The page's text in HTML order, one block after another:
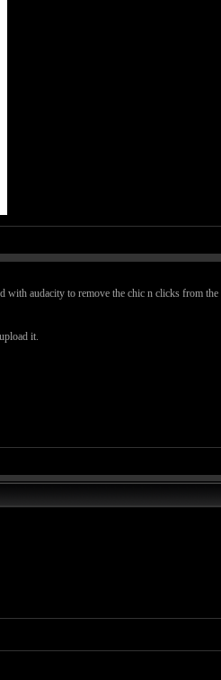
audacity to remove the chic n clicks from
it.